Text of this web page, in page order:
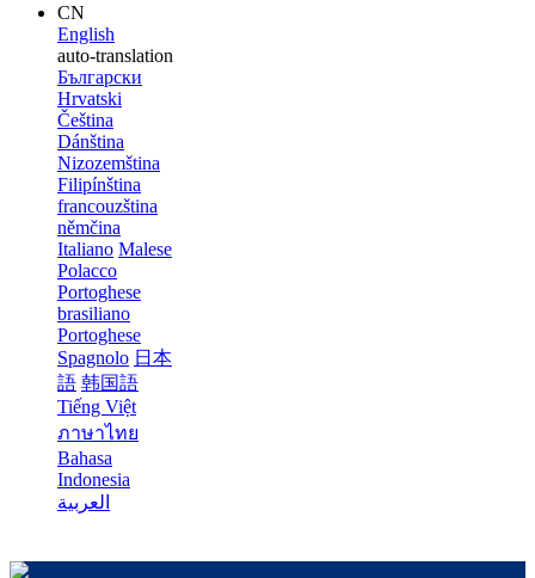
CN
English
auto-translation
Български
Hrvatski
Čeština
Dánština
Nizozemština
Filipínština
francouzština
němčina
Italiano Malese
Polacco
Portoghese
brasiliano
Portoghese
Spagnolo 日本
語 韩国語
Tiếng Việt
ภาษาไทย
Bahasa
Indonesia
العربية